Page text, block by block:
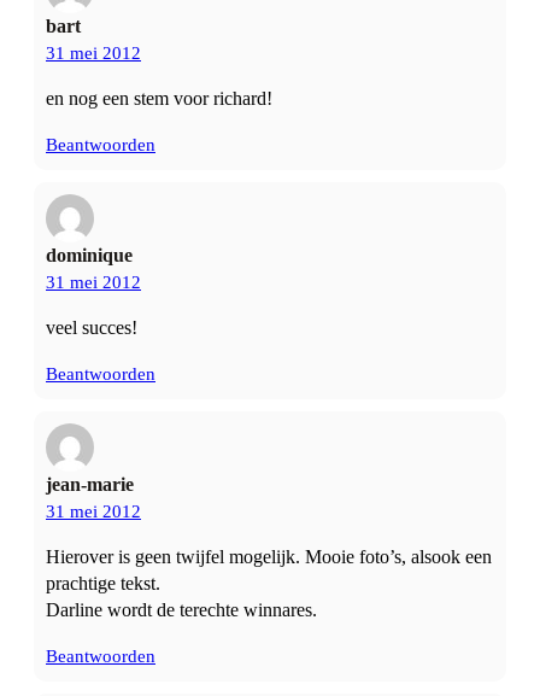
bart
31 mei 2012
en nog een stem voor richard!
Beantwoorden
dominique
31 mei 2012
veel succes!
Beantwoorden
jean-marie
31 mei 2012
Hierover is geen twijfel mogelijk. Mooie foto’s, alsook een
prachtige tekst.
Darline wordt de terechte winnares.
Beantwoorden